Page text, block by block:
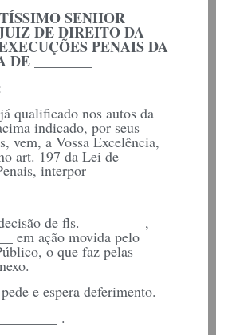
SENHOR
DE DIREITO DA
PENAIS DA
DE
________
qualificado nos autos da
indicado, por seus
vem, a Vossa Excelência,
art. 197 da Lei de
interpor
de fls. ________ ,
em ação movida pelo
o que faz pelas
e espera deferimento.
.